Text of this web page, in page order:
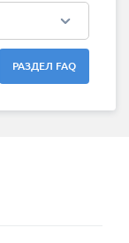
РАЗДЕЛ FAQ